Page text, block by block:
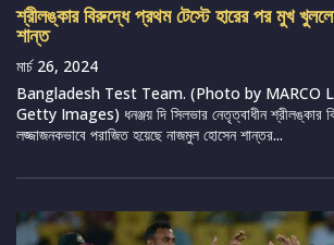
শ্রীলঙ্কার বিরুদ্ধে প্রথম টেস্টে হারের পর মুখ
শান্ত
মার্চ 26, 2024
Bangladesh Test Team. (Photo by MARCO
Getty Images) ধনঞ্জয় দি সিলভার নেতৃত্বাধীন শ্রীলঙ্কার
লজ্জাজনকভাবে পরাজিত হয়েছে নাজমুল হোসেন শান্তর...